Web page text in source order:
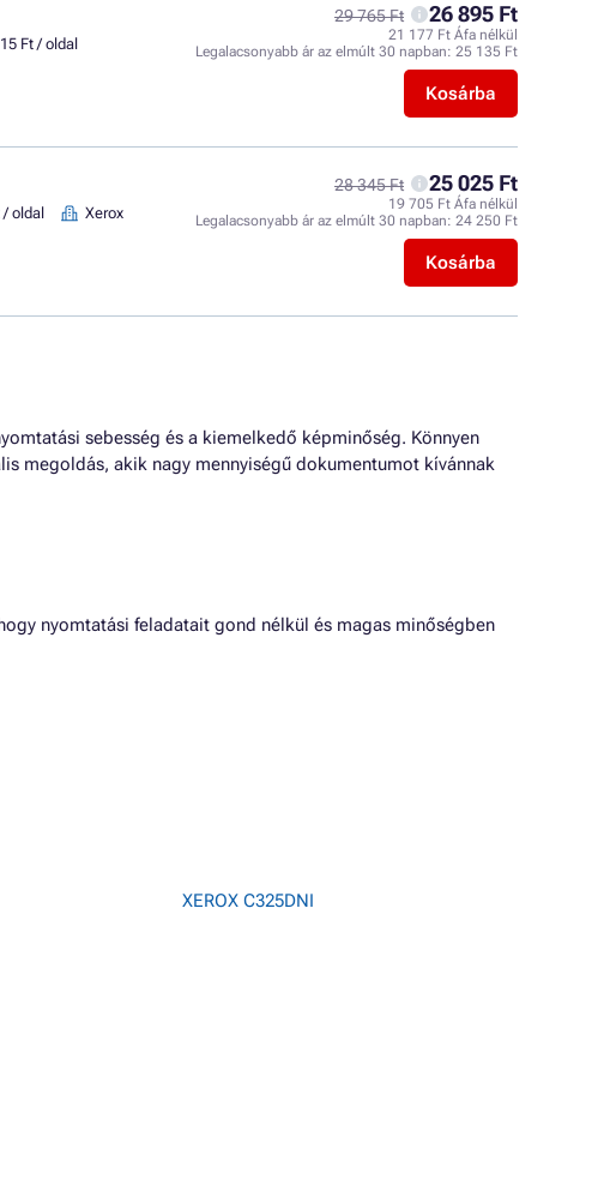
15 Ft / oldal
29 765 Ft 26 895 Ft
21 177 Ft Áfa nélkül
Legalacsonyabb ár az elmúlt 30 napban: 25 135 Ft
Kosárba
/ oldal Xerox
28 345 Ft 25 025 Ft
19 705 Ft Áfa nélkül
Legalacsonyabb ár az elmúlt 30 napban: 24 250 Ft
Kosárba
sebesség és a kiemelkedő képminőség. Könnyen
megoldás, akik nagy mennyiségű dokumentumot kívánnak
nyomtatási feladatait gond nélkül és magas minőségben
XEROX C325DNI